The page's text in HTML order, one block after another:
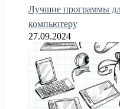
Лучшие программы
компьютеру
27.09.2024